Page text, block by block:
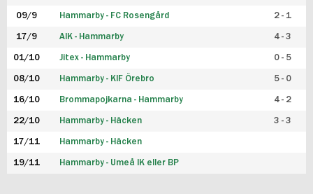
09/9 Hammarby - FC Rosengård 2 - 1
17/9 AIK - Hammarby 4 - 3
01/10 Jitex - Hammarby 0 - 5
08/10 Hammarby - KIF Örebro 5 - 0
16/10 Brommapojkarna - Hammarby 4 - 2
22/10 Hammarby - Häcken 3 - 3
17/11 Hammarby - Häcken
19/11 Hammarby - Umeå IK eller BP